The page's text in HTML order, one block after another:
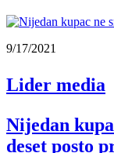
9/17/2021
Lider media
Nijedan
deset posto